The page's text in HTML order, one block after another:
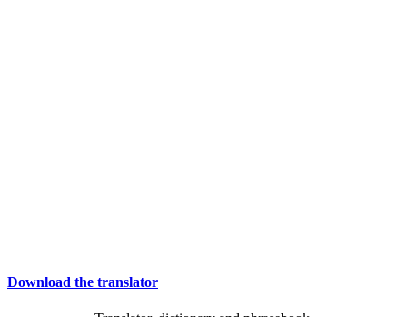
Download the translator